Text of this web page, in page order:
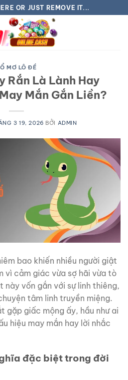
OR JUST REMOVE IT...
MƠ LÔ ĐỀ
Rắn Là Lành Hay
Mắn Gắn Liền?
3 19, 2026 BỞI ADMIN
bao khiến nhiều người giật
vì cảm giác vừa sợ hãi vừa tò
này vốn gắn với sự linh thiêng,
tâm linh truyền miệng.
gặp giấc mộng ấy, hầu như ai
hiệu may mắn hay lời nhắc
đặc biệt trong đời